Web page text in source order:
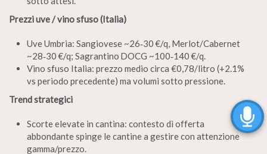
Prezzi uve / vino sfuso (Italia)
Uve Umbria: Sangiovese ~26‑30 €/q, Merlot/Cabernet
~28‑30 €/q; Sagrantino DOCG ~100‑140 €/q.
Vino sfuso Italia: prezzo medio circa €0,78/litro (+2.1%
vs periodo precedente) ma volumi sotto pressione.
Trend strategici
Scorte elevate in cantina: contesto di offerta
abbondante spinge le cantine a gestire con attenzione
gamma/prezzo.